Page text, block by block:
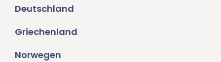
Deutschland
Griechenland
Norwegen